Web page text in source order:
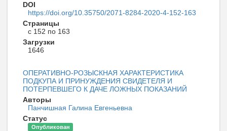
DOI
https://doi.org/10.35750/2071-8284-2020-4-152-163
Страницы
с 152 по 163
Загрузки
1646
ОПЕРАТИВНО-РОЗЫСКНАЯ ХАРАКТЕРИСТИКА
ПОДКУПА И ПРИНУЖДЕНИЯ СВИДЕТЕЛЯ И
ПОТЕРПЕВШЕГО К ДАЧЕ ЛОЖНЫХ ПОКАЗАНИЙ
Авторы
Панчишная Галина Евгеньевна
Статус
Опубликован